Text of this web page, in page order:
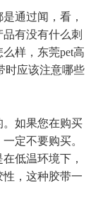
通过闻，看，
有没有什么刺
样，东莞pet高
时应该注意哪些
。如果您在购买
定不要购买。
低温环境下，
，这种胶带一